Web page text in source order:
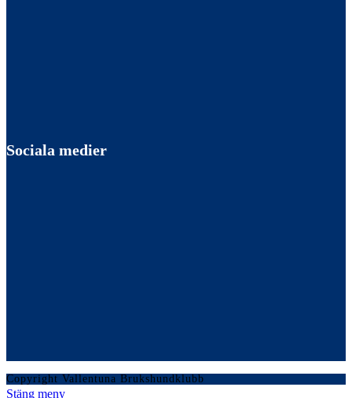
Sociala medier
Copyright Vallentuna Brukshundklubb
Stäng meny